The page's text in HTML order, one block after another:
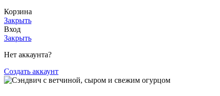
Корзина
Закрыть
Вход
Закрыть
Нет аккаунта?
Создать аккаунт